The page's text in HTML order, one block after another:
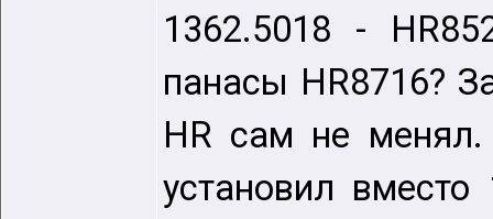
1362.5018 -
панасы HR8716?
HR сам не
установил